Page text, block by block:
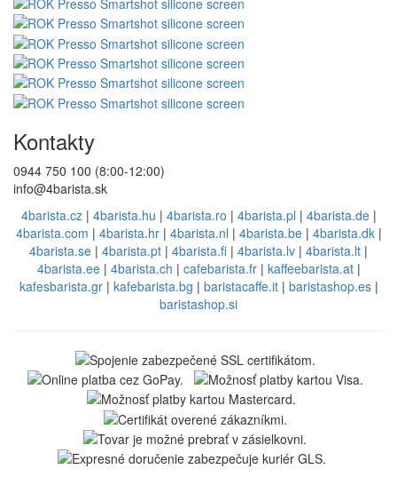
Kontakty
0944 750 100 (8:00-12:00)
info@4barista.sk
4barista.cz| 4barista.hu | 4barista.ro | 4barista.pl | 4barista.de|
4barista.com | 4barista.hr| 4barista.nl | 4barista.be| 4barista.dk|
4barista.se | 4barista.pt | 4barista.fi | 4barista.lv | 4barista.lt |
4barista.ee| 4barista.ch | cafebarista.fr| kaffeebarista.at|
kafesbarista.gr| kafebarista.bg | baristacaffe.it| baristashop.es|
baristashop.si